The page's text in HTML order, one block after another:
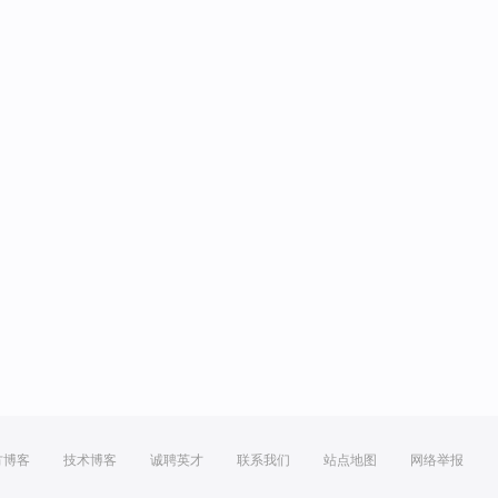
博客 技术博客 诚聘英才 联系我们 站点地图 网络举报